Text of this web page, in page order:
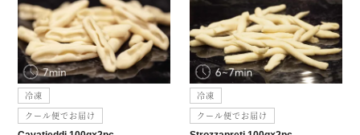
冷凍
クール便でお届け
冷凍
クール便でお届け